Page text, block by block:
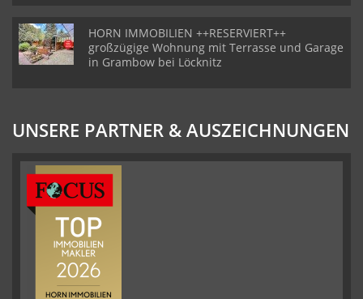
HORN IMMOBILIEN ++RESERVIERT++
großzügige Wohnung mit Terrasse und Garage
in Grambow bei Löcknitz
UNSERE PARTNER & AUSZEICHNUNGEN